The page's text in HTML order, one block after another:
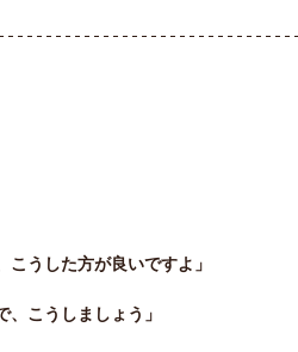
こうした方が良いですよ」
、こうしましょう」